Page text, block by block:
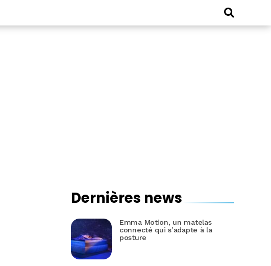
Dernières news
Emma Motion, un matelas
connecté qui s’adapte à la
posture